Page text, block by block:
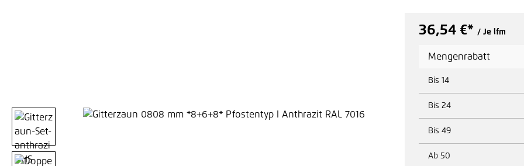
Bildergalerie überspringen
36,54 €* / Je lfm
Mengenrabatt
Bis 14
Bis 24
Bis 49
Ab 50